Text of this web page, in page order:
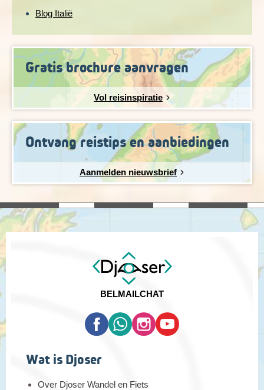
Blog Italië
Gratis brochure aanvragen
Vol reisinspiratie
Ontvang reistips en aanbiedingen
Aanmelden nieuwsbrief
BELMAILCHAT
Wat is Djoser
Over Djoser Wandel en Fiets